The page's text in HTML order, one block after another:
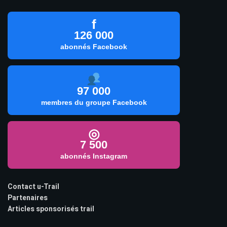
f
126 000
abonnés Facebook
97 000
membres du groupe Facebook
◎
7 500
abonnés Instagram
Contact u-Trail
Partenaires
Articles sponsorisés trail